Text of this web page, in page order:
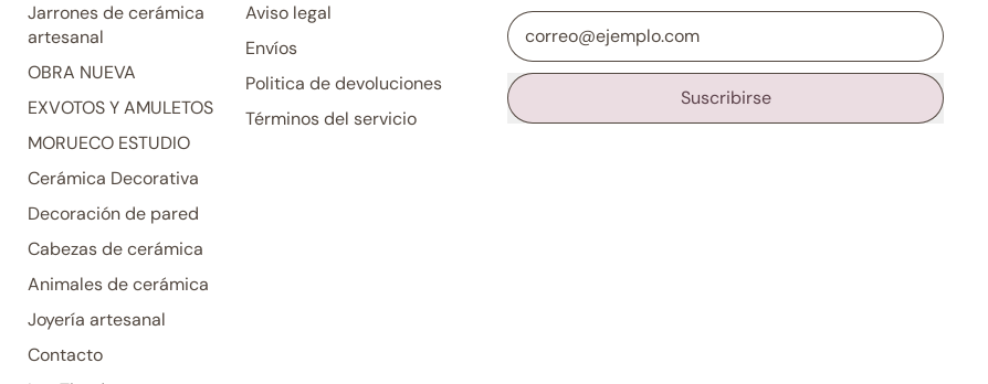
Jarrones de cerámica
artesanal
OBRA NUEVA
EXVOTOS Y AMULETOS
MORUECO ESTUDIO
Cerámica Decorativa
Decoración de pared
Cabezas de cerámica
Animales de cerámica
Joyería artesanal
Contacto
Aviso legal
Envíos
Politica de devoluciones
Términos del servicio
Dirección de correo electrónico
Suscribirse